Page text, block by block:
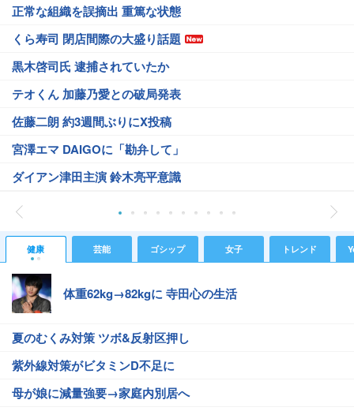
正常な組織を誤摘出 重篤な状態
くら寿司 閉店間際の大盛り話題
黒木啓司氏 逮捕されていたか
テオくん 加藤乃愛との破局発表
佐藤二朗 約3週間ぶりにX投稿
宮澤エマ DAIGOに「勘弁して」
ダイアン津田主演 鈴木亮平意識
健康 芸能 ゴシップ 女子 トレンド
体重62kg→82kgに 寺田心の生活
夏のむくみ対策 ツボ&反射区押し
紫外線対策がビタミンD不足に
母が娘に減量強要→家庭内別居へ